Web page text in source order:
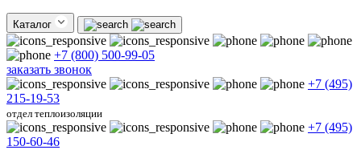
Каталог
+7 (800) 500-99-05
заказать звонок
+7 (495)
215-19-53
отдел теплоизоляции
+7 (495)
150-60-46